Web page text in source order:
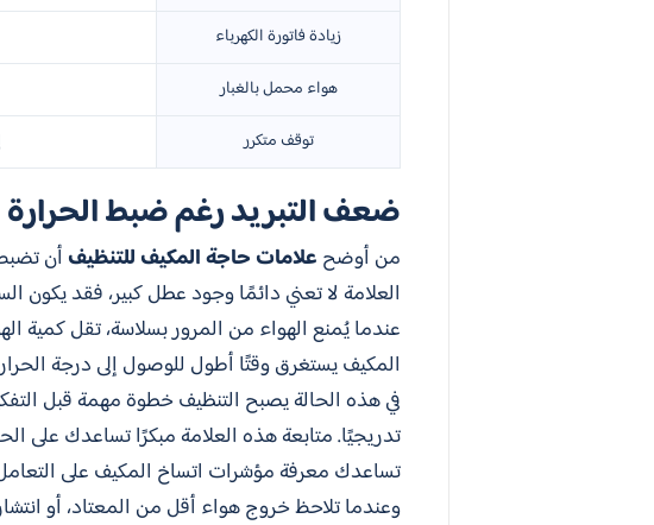
زيادة فاتورة الكهرباء
هواء محمل بالغبار
توقف متكرر
ضعف التبريد رغم ضبط الحرارة
من أوضح علامات حاجة المكيف للتنظيف أن
العلامة لا تعني دائمًا وجود عطل كبير، فقد يكون
عندما يُمنع الهواء من المرور بسلاسة، تقل كمية
المكيف يستغرق وقتًا أطول للوصول إلى درجة
في هذه الحالة يصبح التنظيف خطوة مهمة قبل
تدريجيًا. متابعة هذه العلامة مبكرًا تساعدك على
تساعدك معرفة مؤشرات اتساخ المكيف على
وعندما تلاحظ خروج هواء أقل من المعتاد، أو